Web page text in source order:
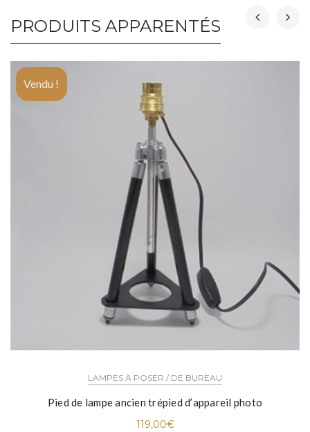
PRODUITS APPARENTÉS
Vendu !
LAMPES À POSER / DE BUREAU
Pied de lampe ancien trépied d’appareil photo
119,00€